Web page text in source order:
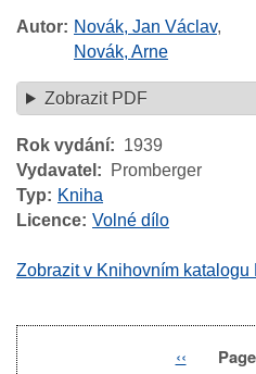
Autor Novák, Jan Václav,
Novák, Arne
Zobrazit PDF
Rok vydání
1939
Vydavatel
Promberger
Typ
Kniha
Licence Volné dílo
Zobrazit v Knihovním katalogu
Previous
‹‹